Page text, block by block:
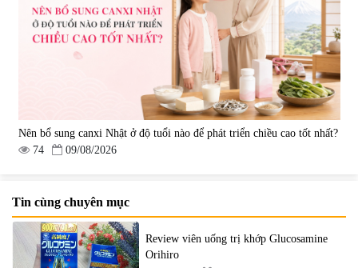
Nên bổ sung canxi Nhật ở độ tuổi nào để phát triển chiều cao tốt nhất?
74
09/08/2026
Tin cùng chuyên mục
Review viên uống trị khớp Glucosamine
Orihiro